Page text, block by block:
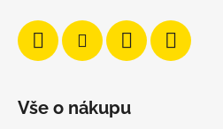
Vše o nákupu